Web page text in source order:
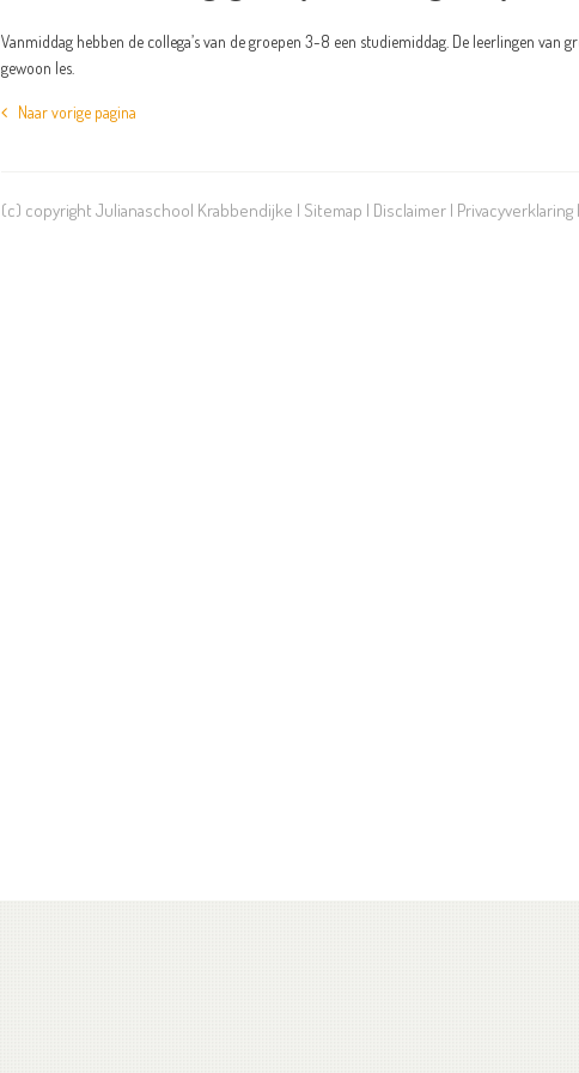
Vanmiddag hebben de collega’s van de groepen 3-8 een studiemiddag. De leerlingen van
gewoon les.
Naar vorige pagina
(c) copyright Julianaschool Krabbendijke | Sitemap | Disclaimer | Privacyverklaring